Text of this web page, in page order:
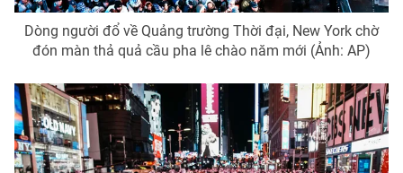
Dòng người đổ về Quảng trường Thời đại, New York chờ
đón màn thả quả cầu pha lê chào năm mới (Ảnh: AP)